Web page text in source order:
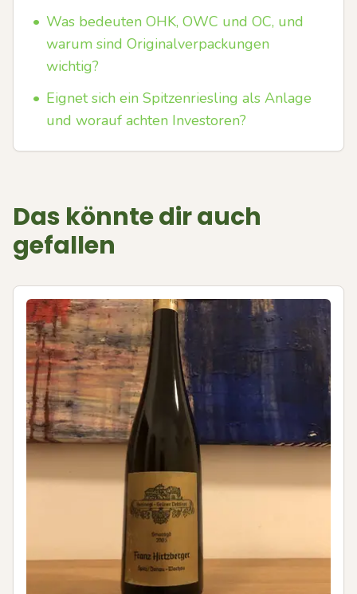
• Was bedeuten OHK, OWC und OC, und
warum sind Originalverpackungen
wichtig?
• Eignet sich ein Spitzenriesling als Anlage
und worauf achten Investoren?
Das könnte dir auch
gefallen